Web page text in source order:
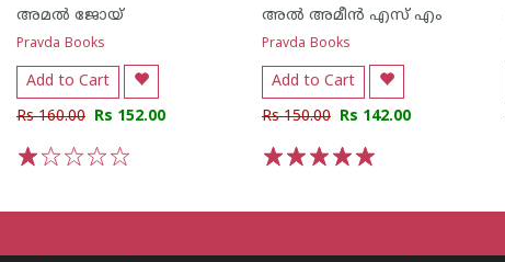
അമൽ ജോയ്
Pravda Books
Add to Cart
Rs 160.00 Rs 152.00
അൽ അമീൻ എസ് എം
Pravda Books
Add to Cart
Rs 150.00 Rs 142.00